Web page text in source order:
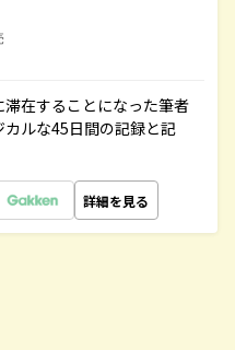
在することになった筆者
ルな45日間の記録と記
詳細を見る